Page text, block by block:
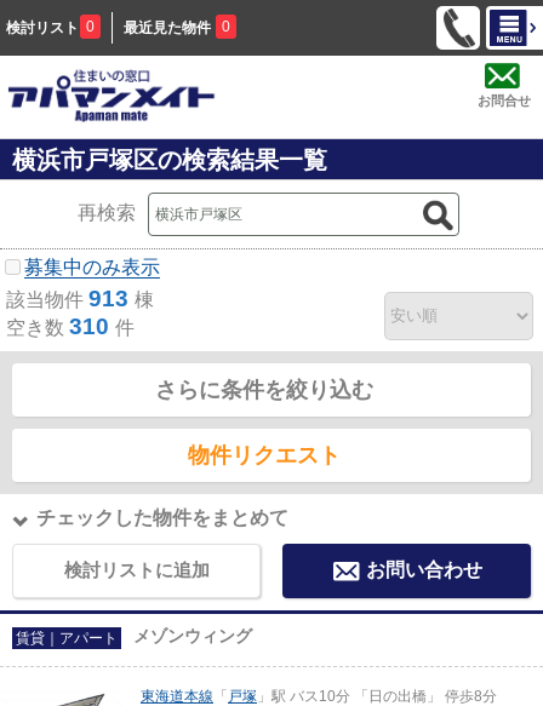
検討リスト 0 最近見た物件 0
お問合せ
横浜市戸塚区の検索結果一覧
再検索
募集中のみ表示
該当物件 913 棟
空き数 310 件
さらに条件を絞り込む
物件リクエスト
チェックした物件をまとめて
検討リストに追加 お問い合わせ
賃貸｜アパート メゾンウィング
東海道本線 「 戸塚 」駅 バス10分 「日の出橋」 停歩8分